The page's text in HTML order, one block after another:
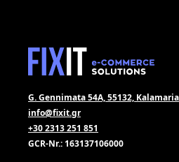
G. Gennimata 54A, 55132, Kalamaria
info@fixit.gr
+30 2313 251 851
GCR-Nr.: 163137106000